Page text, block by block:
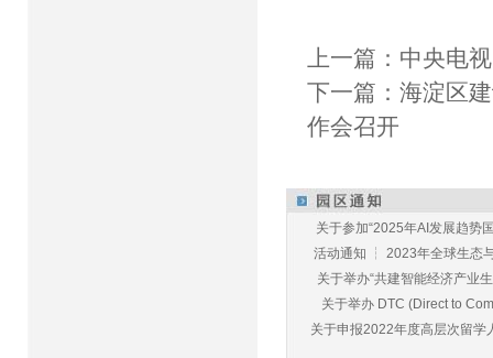
上一篇： 中央电
下一篇：海淀区
作会召开
关于参加“2025年AI发展趋势
活动通知 ┆ 2023年全球生态
关于举办“共建智能经济产业
关于举办 DTC (Direct to
关于申报2022年度高层次留学